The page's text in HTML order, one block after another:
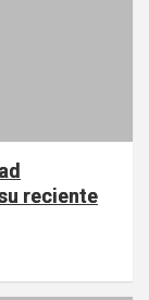
reciente